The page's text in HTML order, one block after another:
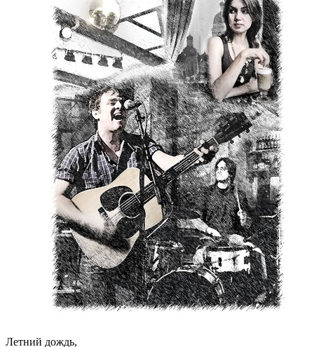
Летний дождь,